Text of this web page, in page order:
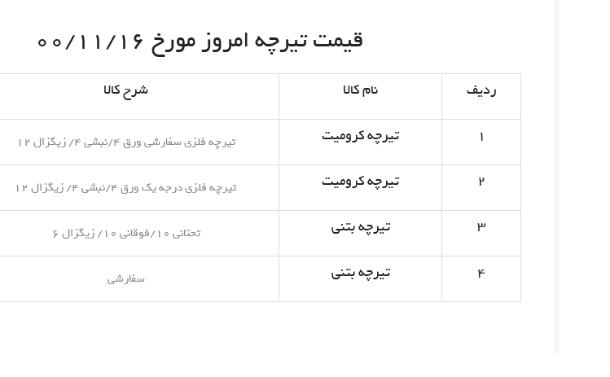
قیمت تیرچه امروز مورخ ۰۰/۱۱/۱۶
ردیف نام کالا شرح کالا
۱ تیرچه کرومیت تیرچه فلزی سفارشی ورق ۴/نبشی ۴/ زیگزال ۱۲
۲ تیرچه کرومیت تیرچه فلزی درجه یک ورق ۴/نبشی ۴/ زیگزال ۱۲
۳ تیرچه بتنی تحتانی ۱۰/فوقانی ۱۰/ زیگزال ۶
۴ تیرچه بتنی سفارشی